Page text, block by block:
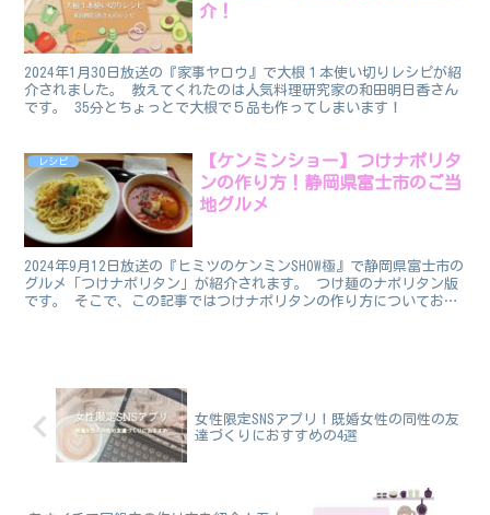
介！
2024年1月30日放送の『家事ヤロウ』で大根１本使い切りレシピが紹
介されました。 教えてくれたのは人気料理研究家の和田明日香さん
です。 35分とちょっとで大根で５品も作ってしまいます！
レシピ
【ケンミンショー】つけナポリタ
ンの作り方！静岡県富士市のご当
地グルメ
2024年9月12日放送の『ヒミツのケンミンSHOW極』で静岡県富士市の
グルメ「つけナポリタン」が紹介されます。 つけ麺のナポリタン版
です。 そこで、この記事ではつけナポリタンの作り方についてお伝
女性限定SNSアプリ！既婚女性の同性の友
達づくりにおすすめの4選